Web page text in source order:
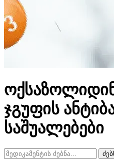
ჯგუფის
საშუალებები